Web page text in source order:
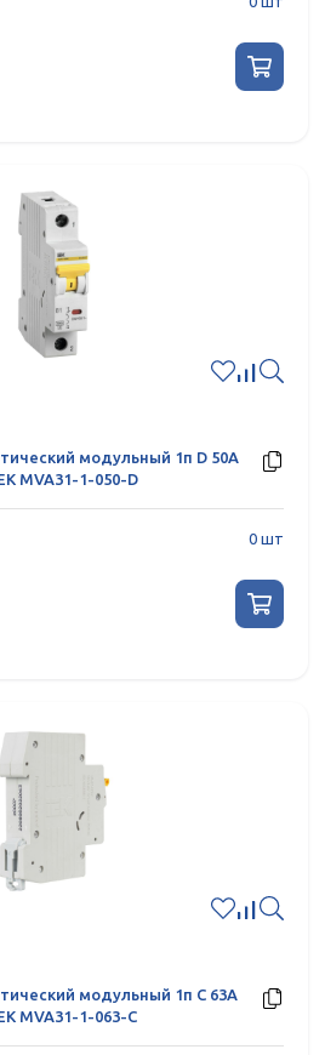
модульный 1п D 50А
MVA31-1-050-D
0 шт
модульный 1п C 63А
MVA31-1-063-C